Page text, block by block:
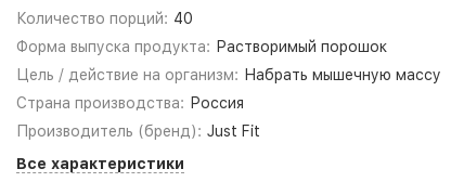
Количество порций: 40
Форма выпуска продукта: Растворимый порошок
Цель / действие на организм: Набрать мышечную массу
Страна производства: Россия
Производитель (бренд): Just Fit
Все характеристики